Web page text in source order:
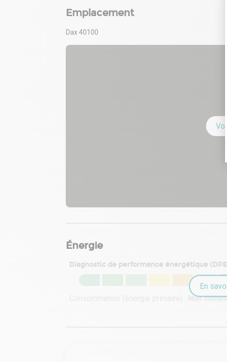
Emplacement
Dax 40100
Énergie
Diagnostic de performance énergétique
Non
En